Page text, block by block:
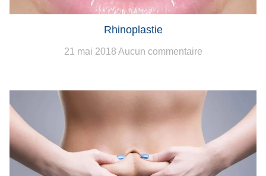
Rhinoplastie
21 mai 2018 Aucun commentaire